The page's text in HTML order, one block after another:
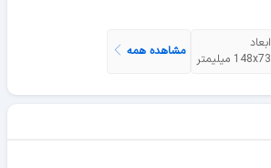
ابعاد
148x73 میلیمتر
مشاهده همه